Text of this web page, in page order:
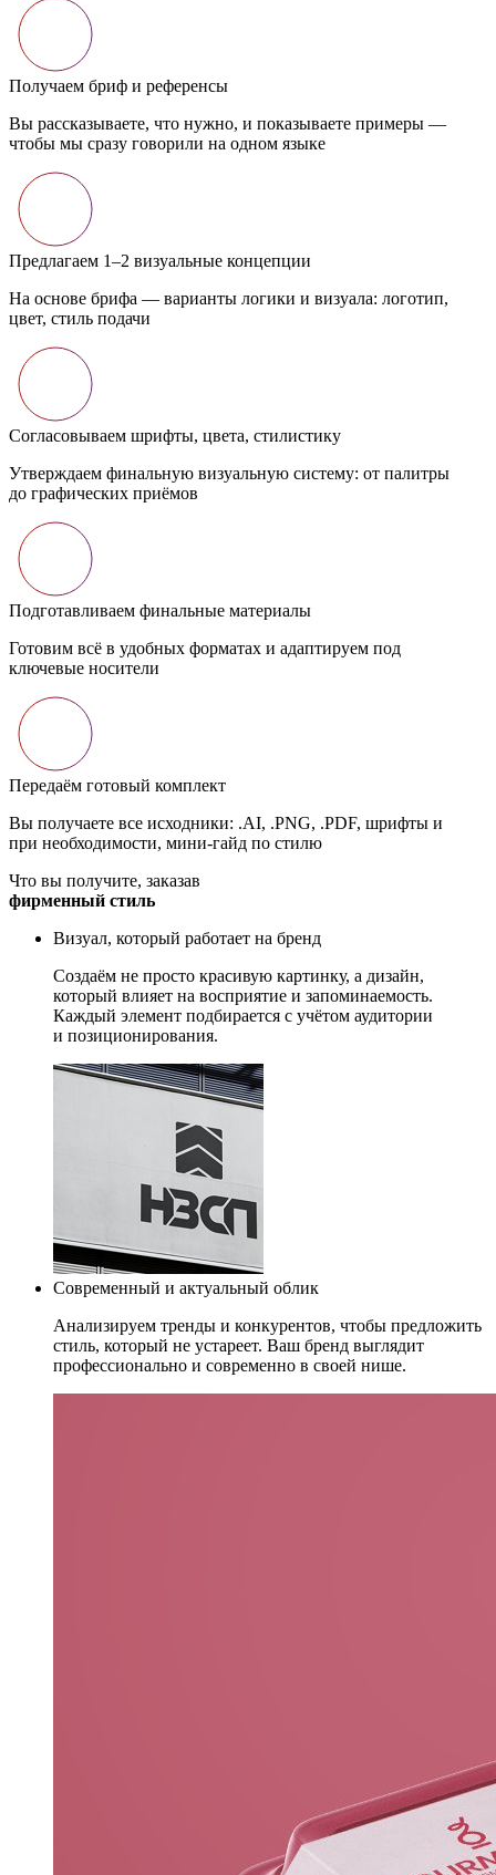
Получаем бриф и референсы
Вы рассказываете, что нужно, и показываете примеры —
чтобы мы сразу говорили на одном языке
Предлагаем 1–2 визуальные концепции
На основе брифа — варианты логики и визуала: логотип,
цвет, стиль подачи
Согласовываем шрифты, цвета, стилистику
Утверждаем финальную визуальную систему: от палитры
до графических приёмов
Подготавливаем финальные материалы
Готовим всё в удобных форматах и адаптируем под
ключевые носители
Передаём готовый комплект
Вы получаете все исходники: .AI, .PNG, .PDF, шрифты и
при необходимости, мини-гайд по стилю
Что вы получите, заказав
фирменный стиль
Визуал, который работает на бренд
Создаём не просто красивую картинку, а дизайн,
который влияет на восприятие и запоминаемость.
Каждый элемент подбирается с учётом аудитории
и позиционирования.
Современный и актуальный облик
Анализируем тренды и конкурентов, чтобы предложить
стиль, который не устареет. Ваш бренд выглядит
профессионально и современно в своей нише.